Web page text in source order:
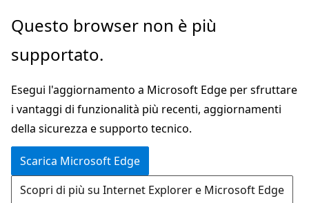
Ignora
passa
contenuto
principale
Questo browser non è più
supportato.
Esegui l'aggiornamento a Microsoft Edge per sfruttare
i vantaggi di funzionalità più recenti, aggiornamenti
della sicurezza e supporto tecnico.
Scarica Microsoft Edge
Scopri di più su Internet Explorer e Microsoft Edge